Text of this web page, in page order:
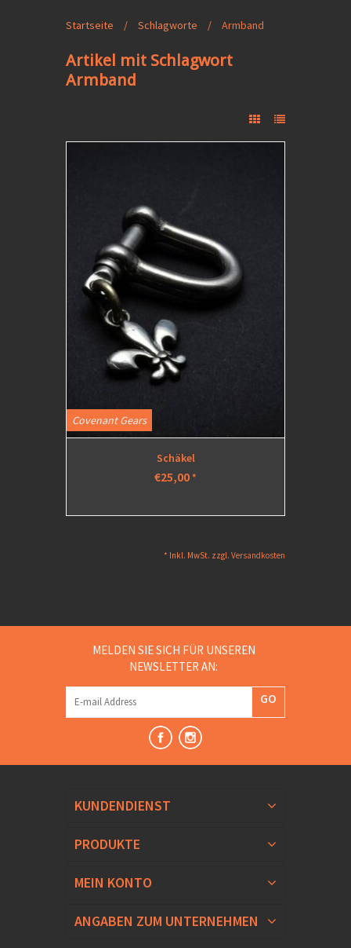
Startseite / Schlagworte / Armband
Artikel mit Schlagwort
Armband
Covenant Gears
Schäkel
€25,00*
* Inkl. MwSt. zzgl. Versandkosten
MELDEN SIE SICH FÜR UNSEREN
NEWSLETTER AN:
GO
KUNDENDIENST
PRODUKTE
MEIN KONTO
ANGABEN ZUM UNTERNEHMEN